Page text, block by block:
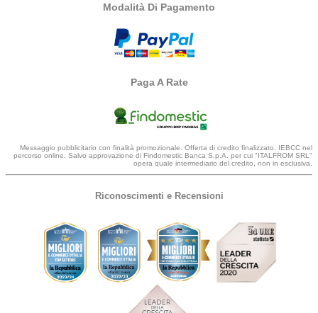
Modalità Di Pagamento
Paga A Rate
Messaggio pubblicitario con finalità promozionale. Offerta di credito finalizzato. IEBCC nel
percorso online. Salvo approvazione di Findomestic Banca S.p.A. per cui "ITALFROM SRL"
opera quale intermediario del credito, non in esclusiva.
Riconoscimenti e Recensioni